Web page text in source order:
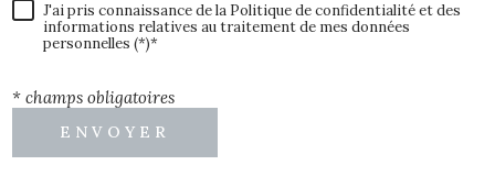
J'ai pris connaissance de la Politique de confidentialité et des
informations relatives au traitement de mes données
personnelles (*)*
* champs obligatoires
ENVOYER